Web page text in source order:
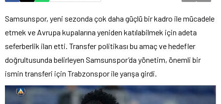
Samsunspor, yeni sezonda çok daha güçlü bir kadro ile mücadele
etmek ve Avrupa kupalarına yeniden katılabilmek için adeta
seferberlik ilan etti. Transfer politikası bu amaç ve hedefler
doğrultusunda belirleyen Samsunspor’da yönetim, önemli bir
ismin transferi için Trabzonspor ile yarışa girdi.